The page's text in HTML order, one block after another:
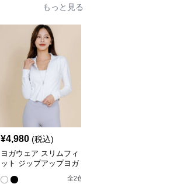
もっと見る
¥4,980 (税込)
ヨガウェア スリムフィ
ット ジップアップヨガ
全2色